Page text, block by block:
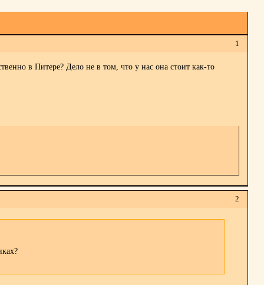
1
в Питере? Дело не в том, что у нас она стоит как-то
2